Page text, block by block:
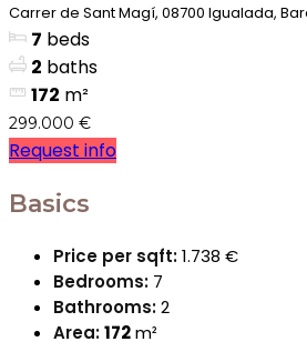
Carrer de Sant Magí, 08700 Igualada,
7 beds
2 baths
172 m²
299.000 €
Request info
Basics
Price per sqft:1.738 €
Bedrooms: 7
Bathrooms:2
Area:172m²